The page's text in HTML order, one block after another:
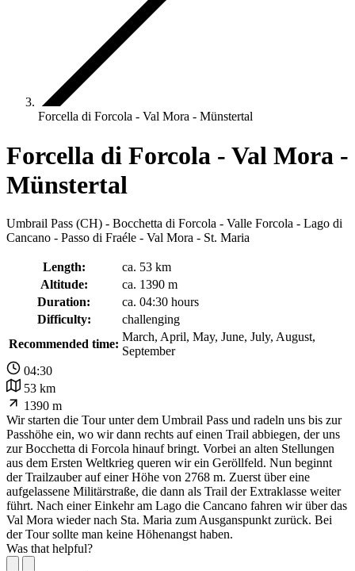
Forcella di Forcola - Val Mora - Münstertal
Forcella di Forcola - Val Mora -
Münstertal
Umbrail Pass (CH) - Bocchetta di Forcola - Valle Forcola - Lago di
Cancano - Passo di Fraéle - Val Mora - St. Maria
Length:
ca. 53 km
Altitude:
ca. 1390 m
Duration:
ca. 04:30 hours
Difficulty:
challenging
Recommended time:
March, April, May, June, July, August,
September
04:30
53 km
1390 m
Wir starten die Tour unter dem Umbrail Pass und radeln uns bis zur
Passhöhe ein, wo wir dann rechts auf einen Trail abbiegen, der uns
zur Bocchetta di Forcola hinauf bringt. Vorbei an alten Stellungen
aus dem Ersten Weltkrieg queren wir ein Geröllfeld. Nun beginnt
der Trailzauber auf einer Höhe von 2768 m. Zuerst über eine
aufgelassene Militärstraße, die dann als Trail der Extraklasse weiter
führt. Nach einer Einkehr am Lago die Cancano fahren wir über das
Val Mora wieder nach Sta. Maria zum Ausganspunkt zurück. Bei
der Tour sollte man keine Höhenangst haben.
Was that helpful?